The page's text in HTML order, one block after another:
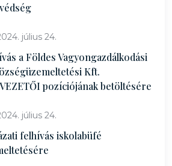
július 24.
a Földes Vagyongazdálkodási
Kft.
pozíciójának betöltésére
július 24.
felhívás iskolabüfé